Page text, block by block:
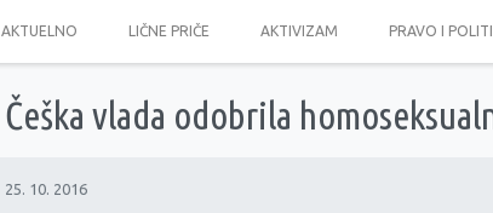
AKTUELNO LIČNE PRIČE AKTIVIZAM PRAVO I
Češka vlada odobrila
25. 10. 2016